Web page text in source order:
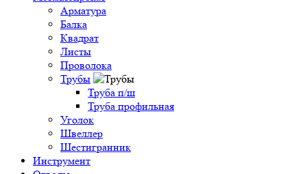
Арматура
Балка
Квадрат
Листы
Проволока
Трубы
Труба п/ш
Труба профильная
Уголок
Швеллер
Шестигранник
Инструмент